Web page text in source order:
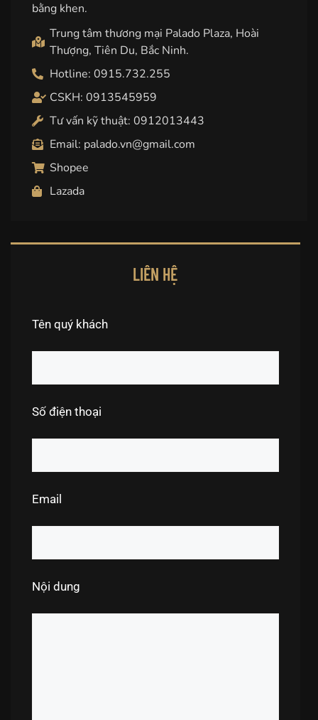
bằng khen.
Trung tâm thương mại Palado Plaza, Hoài
Thượng, Tiên Du, Bắc Ninh.
Hotline: 0915.732.255
CSKH: 0913545959
Tư vấn kỹ thuật: 0912013443
Email: palado.vn@gmail.com
Shopee
Lazada
LIÊN HỆ
Tên quý khách
Số điện thoại
Email
Nội dung